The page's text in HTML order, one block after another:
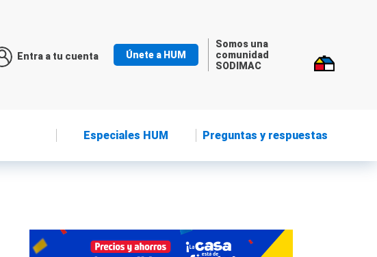
Entra a tu cuenta Únete a HUM
Somos una
comunidad
SODIMAC
Especiales HUM Preguntas y respuestas